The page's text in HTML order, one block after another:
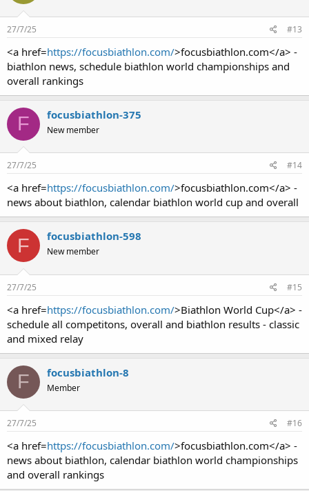
27/7/25 #13
<a href=https://focusbiathlon.com/>focusbiathlon.com</a> -
biathlon news, schedule biathlon world championships and
overall rankings
F focusbiathlon-375
New member
27/7/25 #14
<a href=https://focusbiathlon.com/>focusbiathlon.com</a> -
news about biathlon, calendar biathlon world cup and overall
F focusbiathlon-598
New member
27/7/25 #15
<a href=https://focusbiathlon.com/>Biathlon World Cup</a> -
schedule all competitons, overall and biathlon results - classic
and mixed relay
F focusbiathlon-8
Member
27/7/25 #16
<a href=https://focusbiathlon.com/>focusbiathlon.com</a> -
news about biathlon, calendar biathlon world championships
and overall rankings